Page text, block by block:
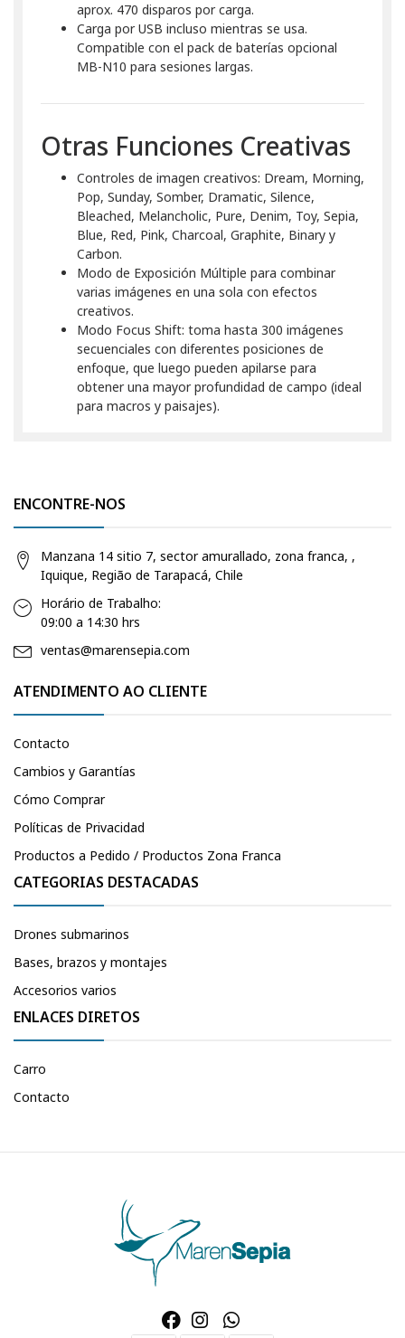
aprox. 470 disparos por carga.
Carga por USB incluso mientras se usa.
Compatible con el pack de baterías opcional
MB-N10 para sesiones largas.
Otras Funciones Creativas
Controles de imagen creativos: Dream, Morning,
Pop, Sunday, Somber, Dramatic, Silence,
Bleached, Melancholic, Pure, Denim, Toy, Sepia,
Blue, Red, Pink, Charcoal, Graphite, Binary y
Carbon.
Modo de Exposición Múltiple para combinar
varias imágenes en una sola con efectos
creativos.
Modo Focus Shift: toma hasta 300 imágenes
secuenciales con diferentes posiciones de
enfoque, que luego pueden apilarse para
obtener una mayor profundidad de campo (ideal
para macros y paisajes).
ENCONTRE-NOS
Manzana 14 sitio 7, sector amurallado, zona franca, ,
Iquique, Região de Tarapacá, Chile
Horário de Trabalho:
09:00 a 14:30 hrs
ventas@marensepia.com
ATENDIMENTO AO CLIENTE
Contacto
Cambios y Garantías
Cómo Comprar
Políticas de Privacidad
Productos a Pedido / Productos Zona Franca
CATEGORIAS DESTACADAS
Drones submarinos
Bases, brazos y montajes
Accesorios varios
ENLACES DIRETOS
Carro
Contacto